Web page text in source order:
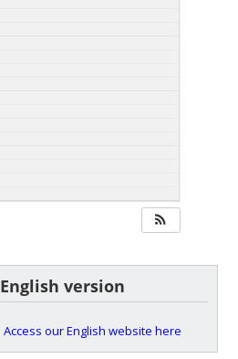
English version
Access our English website here